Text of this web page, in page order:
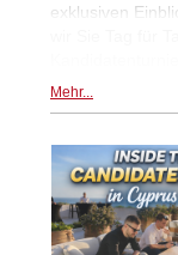
exklusiven
Mehr...